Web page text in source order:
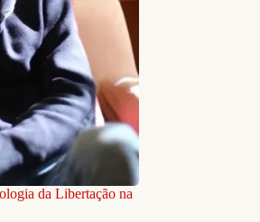
da Libertação na